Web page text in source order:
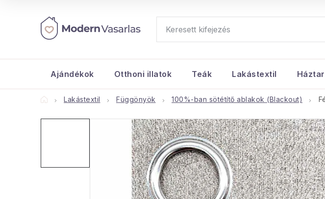
tartalomhoz
Ajándékok Otthoni illatok Teák Lakástextil
KezdőlapLakástextil Függönyök 100%-ban sötétítő ablakok (Blackout)